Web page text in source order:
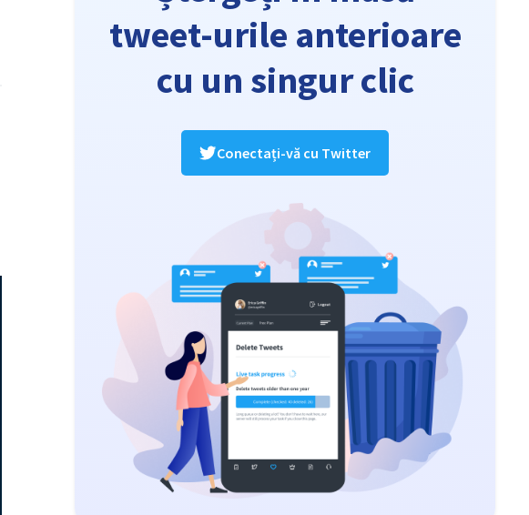
tweet-urile anterioare
cu un singur clic
Conectați-vă cu Twitter